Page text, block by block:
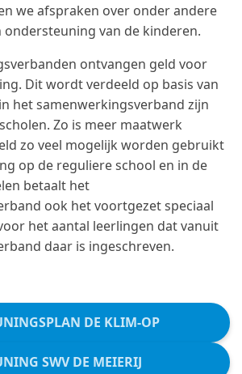
we afspraken over onder andere
ondersteuning van de kinderen.
ontvangen geld voor
Dit wordt verdeeld op basis van
het samenwerkingsverband zijn
Zo is meer maatwerk
zo veel mogelijk worden gebruikt
op de reguliere school en in de
betaalt het
ook het voortgezet speciaal
het aantal leerlingen dat vanuit
daar is ingeschreven.
DE KLIM-OP
SWV DE MEIERIJ